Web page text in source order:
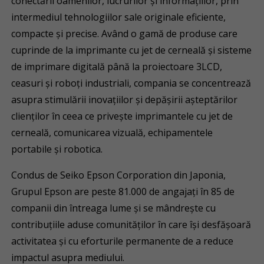
intermediul tehnologiilor sale originale eficiente,
compacte şi precise. Având o gamă de produse care
cuprinde de la imprimante cu jet de cerneală şi sisteme
de imprimare digitală până la proiectoare 3LCD,
ceasuri şi roboţi industriali, compania se concentrează
asupra stimulării inovaţiilor şi depăşirii aşteptărilor
clienţilor în ceea ce priveşte imprimantele cu jet de
cerneală, comunicarea vizuală, echipamentele
portabile şi robotica.
Condus de Seiko Epson Corporation din Japonia,
Grupul Epson are peste 81.000 de angajaţi în 85 de
companii din întreaga lume şi se mândreşte cu
contribuţiile aduse comunităţilor în care îşi desfăşoară
activitatea şi cu eforturile permanente de a reduce
impactul asupra mediului.